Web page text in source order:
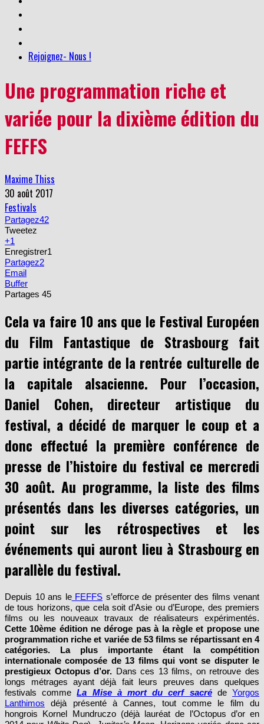
Une programmation riche et
variée pour la dixième édition du
FEFFS
30 août 2017
Festivals
Partagez
Tweetez
+1
Enregistrer
Partagez2
Email
Buffer
Partages
du Film Fantastique de Strasbourg fait
partie intégrante de la rentrée culturelle de
la capitale alsacienne. Pour l’occasion,
Daniel Cohen, directeur artistique du
festival, a décidé de marquer le coup et a
donc effectué la première conférence de
presse de l’histoire du festival ce mercredi
30 août. Au programme, la liste des films
présentés dans les diverses catégories, un
point sur les rétrospectives et les
événements qui auront lieu à Strasbourg en
parallèle du festival.
de tous horizons, que cela soit d’Asie ou d’Europe, des premiers
films ou les nouveaux travaux de réalisateurs expérimentés.
Cette 10ème édition ne déroge pas à la règle et propose une
programmation riche et variée de 53 films se répartissant en 4
catégories. La plus importante étant la compétition
internationale composée de 13 films qui vont se disputer le
prestigieux Octopus d’or.Dans ces 13 films, on retrouve des
longs métrages ayant déjà fait leurs preuves dans quelques
festivals comme
La Mise à mort du cerf sacré deYorgos
Lanthimosdéjà présenté à Cannes, tout comme le film du
hongrois Kornel Mundruczo (déjà lauréat de l’Octopus d’or en
2014 pourWhite Dog),Jupiter’s Moon. Horizons variés donc car
l’on retrouve en compétition, le film coréenA Day dont le pitch fait